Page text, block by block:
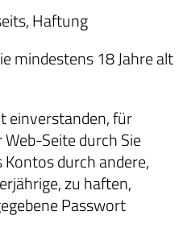
Haftung
mindestens 18 Jahre alt
einverstanden, für
Seite durch Sie
durch andere,
zu haften,
Passwort